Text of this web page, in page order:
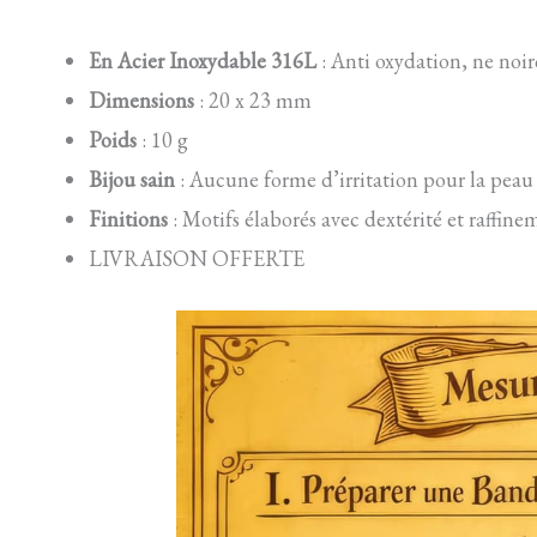
En Acier Inoxydable 316L: Anti oxydation, ne
Dimensions : 20 x 23 mm
Poids : 10 g
Bijou sain : Aucune forme d’irritation pour la peau
Finitions : Motifs élaborés avec dextérité et
LIVRAISON OFFERTE